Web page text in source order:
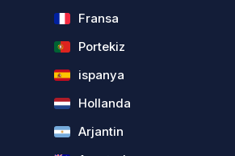
Fransa
Portekiz
ispanya
Hollanda
Arjantin